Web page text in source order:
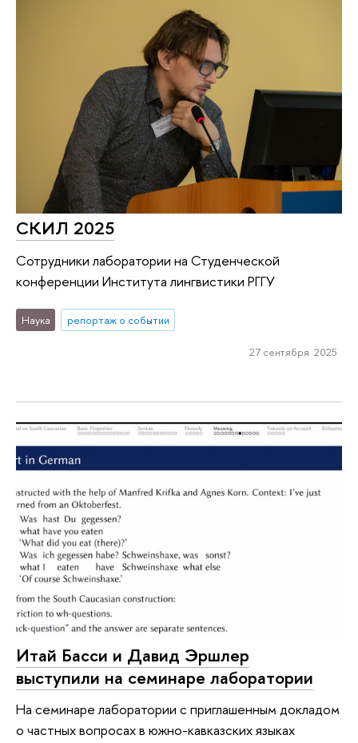
СКИЛ 2025
Сотрудники лаборатории на Студенческой
конференции Института лингвистики РГГУ
Наука репортаж о событии
27 сентября 2025
Итай Басси и Давид Эршлер
выступили на семинаре лаборатории
На семинаре лаборатории с приглашенным докладом
о частных вопросах в южно-кавказских языках